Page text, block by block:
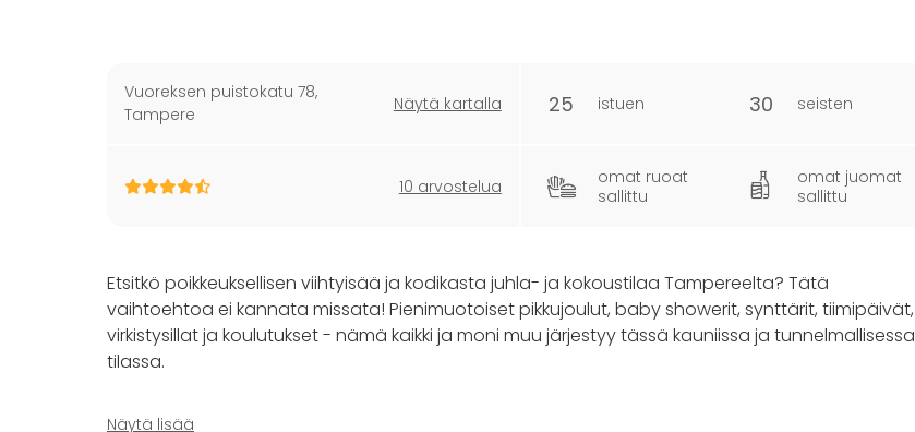
Vuoreksen puistokatu 78,
Tampere
Näytä kartalla
10 arvostelua
25 istuen 30 seisten
omat ruoat
sallittu
omat juomat
sallittu
Etsitkö poikkeuksellisen viihtyisää ja kodikasta juhla- ja kokoustilaa Tampereelta? Tätä
vaihtoehtoa ei kannata missata! Pienimuotoiset pikkujoulut, baby showerit, synttärit, tiimipäivät,
virkistysillat ja koulutukset - nämä kaikki ja moni muu järjestyy tässä kauniissa ja tunnelmallisessa
tilassa.
Creativeco juhlatilaan sisältyy päätilan lisäksi aula sekä studiotila, joka muuntautuu juhlissa
Näytä lisää